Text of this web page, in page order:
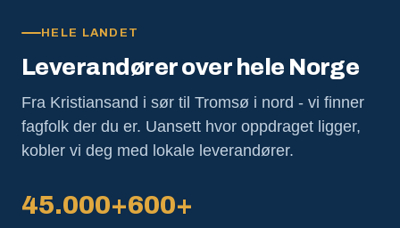
HELE LANDET
Leverandører over hele Norge
Fra Kristiansand i sør til Tromsø i nord - vi finner
fagfolk der du er. Uansett hvor oppdraget ligger,
kobler vi deg med lokale leverandører.
45.000+600+